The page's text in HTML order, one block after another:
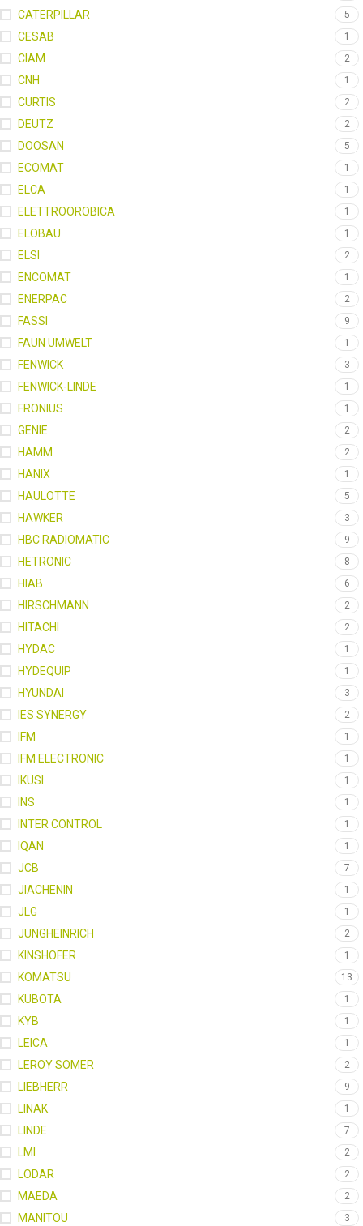
CATERPILLAR 5
CESAB 1
CIAM 2
CNH 1
CURTIS 2
DEUTZ 2
DOOSAN 5
ECOMAT 1
ELCA 1
ELETTROOROBICA 1
ELOBAU 1
ELSI 2
ENCOMAT 1
ENERPAC 2
FASSI 9
FAUN UMWELT 1
FENWICK 3
FENWICK-LINDE 1
FRONIUS 1
GENIE 2
HAMM 2
HANIX 1
HAULOTTE 5
HAWKER 3
HBC RADIOMATIC 9
HETRONIC 8
HIAB 6
HIRSCHMANN 2
HITACHI 2
HYDAC 1
HYDEQUIP 1
HYUNDAI 3
IES SYNERGY 2
IFM 1
IFM ELECTRONIC 1
IKUSI 1
INS 1
INTER CONTROL 1
IQAN 1
JCB 7
JIACHENIN 1
JLG 1
JUNGHEINRICH 2
KINSHOFER 1
KOMATSU 13
KUBOTA 1
KYB 1
LEICA 1
LEROY SOMER 2
LIEBHERR 9
LINAK 1
LINDE 7
LMI 2
LODAR 2
MAEDA 2
MANITOU 3